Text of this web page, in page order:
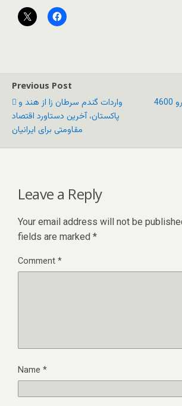
Previous Post
واردات گندم سرطان زا از هند و
پاکستان، آخرین دستاورد اقتصاد
مقاومتی برای ایرانیان
دلار 3420 تومان و یورو 4600
Leave a Reply
Your email address will not be
fields are marked *
Comment*
Name *